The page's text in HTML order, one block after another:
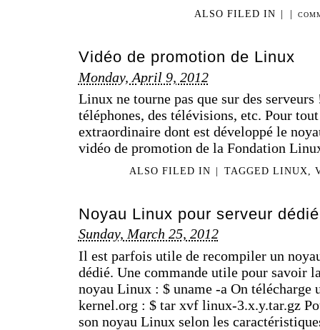
ALSO FILED IN | |
Vidéo de promotion de Linux
Monday, April 9, 2012
Linux ne tourne pas que sur des
téléphones, des télévisions, etc. Pour
extraordinaire dont est développé le
vidéo de promotion de la Fondation
ALSO FILED IN | TAGGED LINUX
Noyau Linux pour serveur dédié
Sunday, March 25, 2012
Il est parfois utile de recompiler un
dédié. Une commande utile pour savoir
noyau Linux : $ uname -a On télécharge
kernel.org : $ tar xvf linux-3.x.y.tar.gz
son noyau Linux selon les